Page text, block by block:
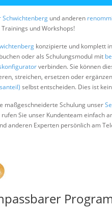
Schwichtenberg und anderen
und Workshops!
konzipierte und komplett
oder als Schulungsmodul mit
verbinden. Sie können
streichen, ersetzen oder
selbst entscheiden. Dies ist
maßgeschneiderte Schulung unser
Sie unser Kundenteam einfach
anderen Experten persönlich am